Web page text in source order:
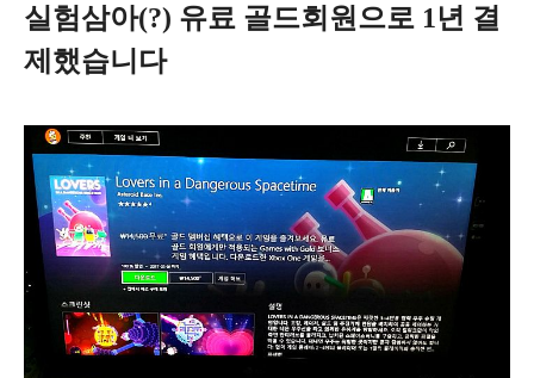
실험삼아(?) 유료 골드회원으로 1년 결
제했습니다